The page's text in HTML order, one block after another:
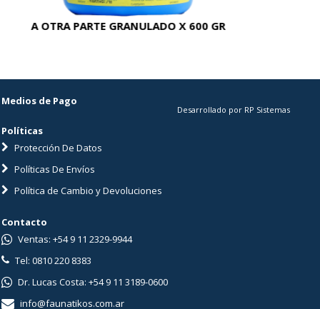
A OTRA PARTE GRANULADO X 600 GR
Medios de Pago
Políticas
Protección De Datos
Políticas De Envíos
Política de Cambio y Devoluciones
Desarrollado por RP Sistemas
Contacto
Ventas: +54 9 11 2329-9944
Tel: 0810 220 8383
Dr. Lucas Costa: +54 9 11 3189-0600
info@faunatikos.com.ar